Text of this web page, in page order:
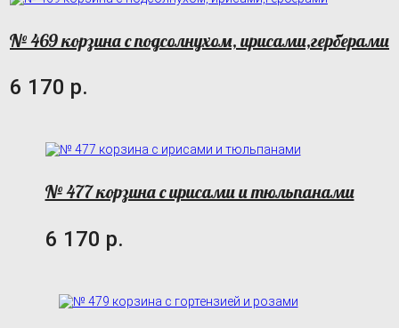
№ 469 корзина с подсолнухом, ирисами,герберами
6 170 р.
№ 477 корзина с ирисами и тюльпанами
6 170 р.